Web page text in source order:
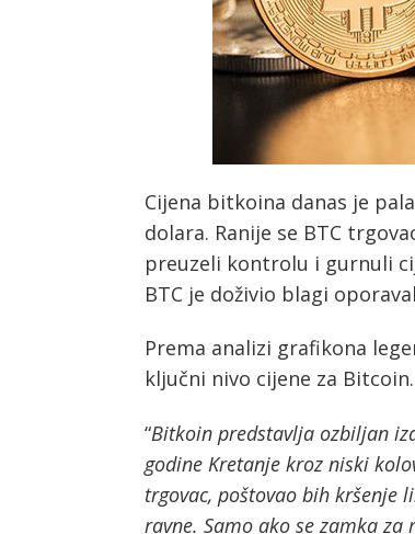
Cijena bitkoina danas je
dolara. Ranije se BTC
preuzeli kontrolu i gurnuli
BTC je doživio blagi
Prema analizi grafikona
ključni nivo cijene za
“Bitkoin predstavlja ozbiljan
godine Kretanje kroz niski
trgovac, poštovao bih
ravne. Samo ako se zamka